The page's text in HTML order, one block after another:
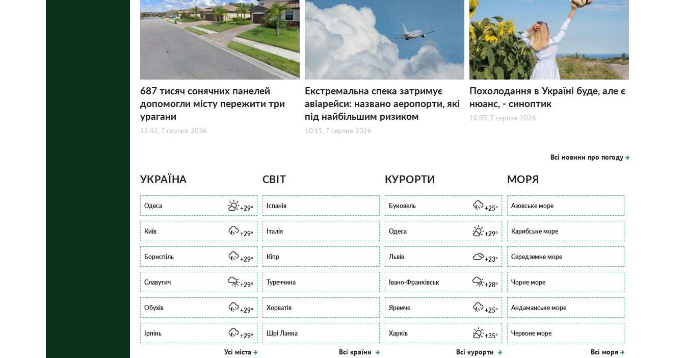
687 тисяч сонячних панелей
допомогли місту пережити три
урагани
11:42, 7 серпня 2026
Екстремальна спека затримує
авіарейси: названо аеропорти, які
під найбільшим ризиком
10:15, 7 серпня 2026
Похолодання в Україні буде, але є
нюанс, - синоптик
10:03, 7 серпня 2026
Всі новини про погоду
УКРАЇНА
Одеса +29°
Київ +29°
Бориспіль +29°
Славутич +29°
Обухів +29°
Ірпінь +29°
Усі міста
СВІТ
Іспанія
Італія
Кіпр
Туреччина
Хорватія
Шрі Ланка
Всі країни
КУРОРТИ
Буковель +25°
Одеса +29°
Львів +23°
Івано-Франківськ +28°
Яремче +25°
Харків +35°
Всі курорти
МОРЯ
Азовське море
Карибське море
Середземне море
Чорне море
Андаманське море
Червоне море
Всі моря